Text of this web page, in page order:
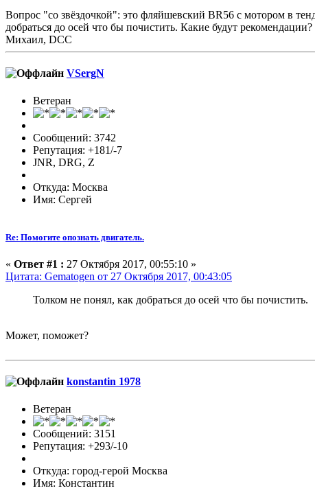
Вопрос "со звёздочкой": это фляйшевский BR56 с мотором в
добраться до осей что бы почистить. Какие будут рекомендации?
Михаил, DCC
VSergN
Ветеран
Сообщений: 3742
Репутация: +181/-7
JNR, DRG, Z
Откуда: Москва
Имя: Сергей
Re: Помогите опознать двигатель.
« Ответ #1 : 27 Октября 2017, 00:55:10 »
Цитата: Gematogen от 27 Октября 2017, 00:43:05
Толком не понял, как добраться до осей что бы почистить.
Может, поможет?
konstantin 1978
Ветеран
Сообщений: 3151
Репутация: +293/-10
Откуда: город-герой Москва
Имя: Константин